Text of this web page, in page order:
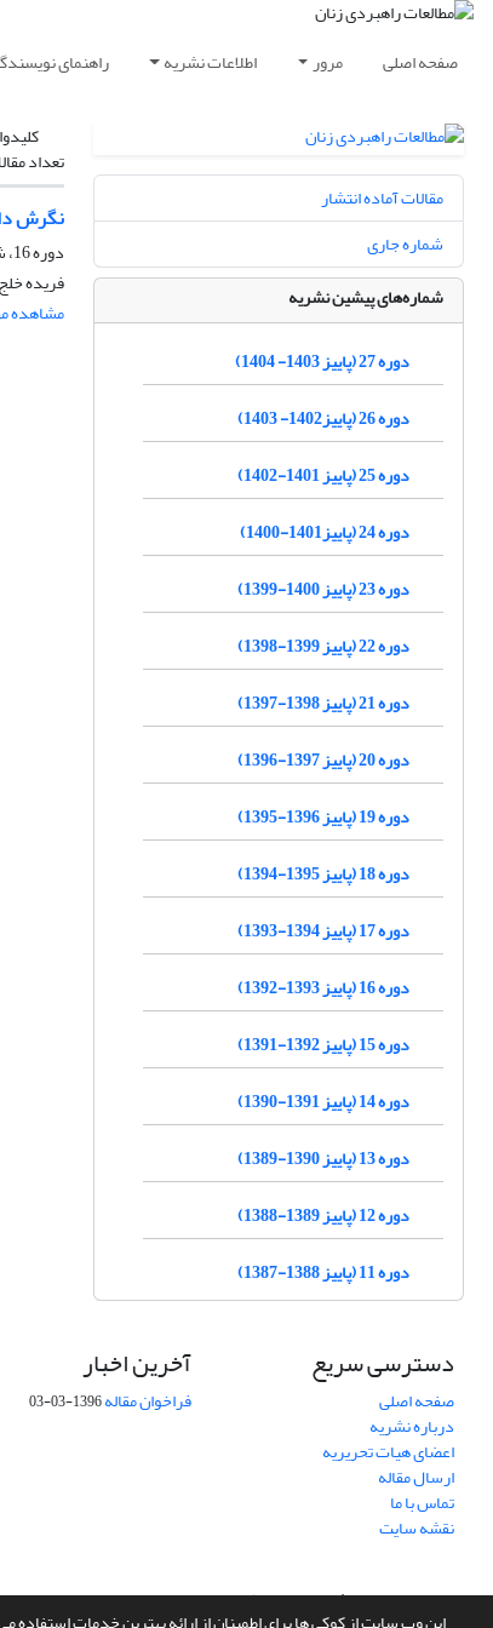
صفحه اصلی مرور اطلاعات نشریه راهنمای
تعداد
نگرش
دوره 16، شماره 61، پاییز 1392، صفحه
فریده
مشاهده
مقالات آماده انتشار
شماره جاری
شماره‌های پیشین نشریه
دوره 27 (پاییز 1403- 1404)
دوره 26 (پاییز1402- 1403)
دوره 25 (پاییز 1401-1402)
دوره 24 (پاییز1401-1400)
دوره 23 (پاییز 1400-1399)
دوره 22 (پاییز 1399-1398)
دوره 21 (پاییز 1398-1397)
دوره 20 (پاییز 1397-1396)
دوره 19 (پاییز 1396-1395)
دوره 18 (پاییز 1395-1394)
دوره 17 (پاییز 1394-1393)
دوره 16 (پاییز 1393-1392)
دوره 15 (پاییز 1392-1391)
دوره 14 (پاییز 1391-1390)
دوره 13 (پاییز 1390-1389)
دوره 12 (پاییز 1389-1388)
دوره 11 (پاییز 1388-1387)
دسترسی سریع
صفحه اصلی
درباره نشریه
اعضای هیات تحریریه
ارسال مقاله
تماس با ما
نقشه سایت
آخرین اخبار
فراخوان مقاله1396-03-03
سامانه مدیریت نشریات علمی.طراحی و پیاده سازی ازسیناوب